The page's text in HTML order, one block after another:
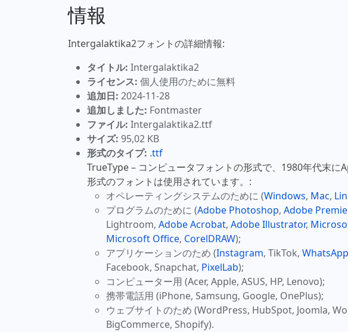
情報
Intergalaktika2フォントの詳細情報:
タイトル: Intergalaktika2
ライセンス: 個人使用のために無料
追加日: 2024-11-28
追加しました: Fontmaster
ファイル: Intergalaktika2.ttf
サイズ: 95,02 KB
形式のタイプ: .ttf
TrueType – コンピュータフォントの形式で、1980年代末に
形式のフォントは使用されています。:
オペレーティングシステムのために (Windows, Mac,
プログラムのために (Adobe Photoshop, Adobe
Lightroom, Adobe Acrobat, Adobe Illustrator,
Microsoft Office, CorelDRAW);
アプリケーションのため (Instagram, TikTok, WhatsApp
Facebook, Snapchat, PixelLab);
コンピューター用 (Acer, Apple, ASUS, HP, Lenovo);
携帯電話用 (iPhone, Samsung, Google, OnePlus);
ウェブサイトのため (WordPress, HubSpot, Joomla,
BigCommerce, Shopify).